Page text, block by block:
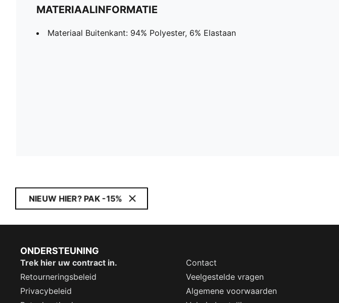
MATERIAALINFORMATIE
Materiaal Buitenkant: 94% Polyester, 6% Elastaan
NIEUW HIER? PAK -15%
ONDERSTEUNING
Trek hier uw contract in.
Contact
Retourneringsbeleid
Veelgestelde vragen
Privacybeleid
Algemene voorwaarden